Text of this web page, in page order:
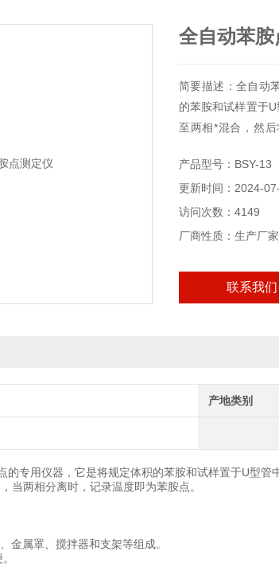
全自动苯
简要描述：全自动
的苯胺和试样置于
至两相*混合，然
产品型号：BSY-13
更新时间：2024-
访问次数：4149
厂商性质：生产厂家
联系我们
产地类别
的专用仪器，它是将规定体积的苯胺和试样置于U型
当两相分离时，记录温度即为苯胺点。
金属罩、搅拌器和支架等组成。